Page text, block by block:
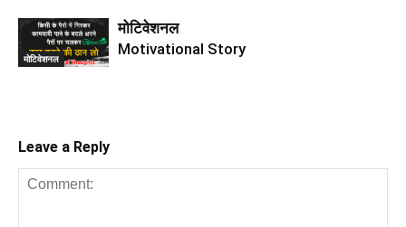
मोटिवेशनल
मोटिवेशनल
Motivational Story
Leave a Reply